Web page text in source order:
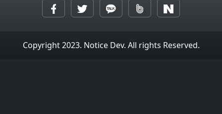
Copyright 2023. Notice Dev. All rights Reserved.